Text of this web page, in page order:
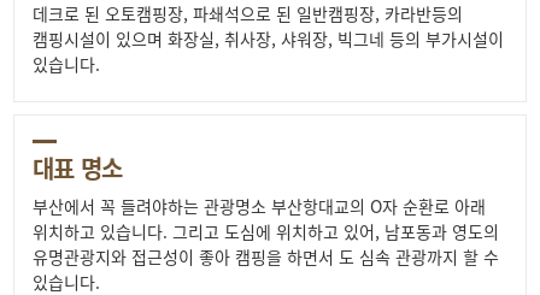
데크로 된 오토캠핑장, 파쇄석으로 된 일반캠핑장, 카라반등의
캠핑시설이 있으며 화장실, 취사장, 샤워장, 빅그네 등의 부가시설이
있습니다.
대표 명소
부산에서 꼭 들려야하는 관광명소 부산항대교의 O자 순환로 아래
위치하고 있습니다. 그리고 도심에 위치하고 있어, 남포동과 영도의
유명관광지와 접근성이 좋아 캠핑을 하면서 도 심속 관광까지 할 수
있습니다.